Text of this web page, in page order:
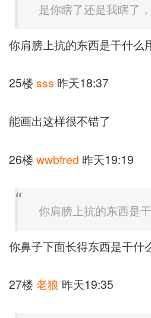
是你瞎了还是我瞎了
你肩膀上抗的东西是干什么
25楼 sss 昨天18:37
能画出这样很不错了
26楼 wwbfred 昨天19:19
你肩膀上抗的东西是
你鼻子下面长得东西是干什
27楼 老狼 昨天19:35